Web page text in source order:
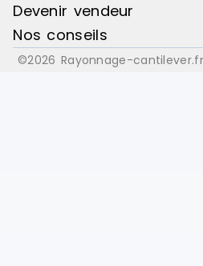
Devenir vendeur
Nos conseils
©2026 Rayonnage-